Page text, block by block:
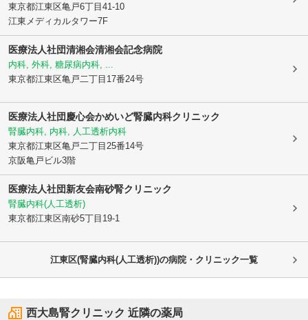
東京都江東区亀戸6丁目41-10
江東メディカルタワー7F
医療法人社団清湘会清湘会記念病院
内科, 外科, 糖尿病内科, ...
東京都江東区亀戸二丁目17番24号
医療法人社団慶心会かめいど腎臓内科クリニック
腎臓内科, 内科, 人工透析内科
東京都江東区亀戸二丁目25番14号
京阪亀戸ビル3階
医療法人社団新友会南砂腎クリニック
腎臓内科(人工透析)
東京都江東区南砂5丁目19-1
江東区(腎臓内科(人工透析))の病院・クリニック一覧
西大島腎クリニック 近隣の薬局